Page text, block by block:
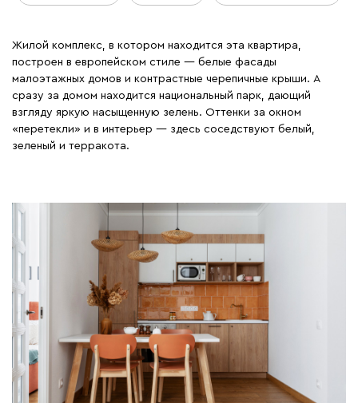
Жилой комплекс, в котором находится эта квартира,
построен в европейском стиле — белые фасады
малоэтажных домов и контрастные черепичные крыши. А
сразу за домом находится национальный парк, дающий
взгляду яркую насыщенную зелень. Оттенки за окном
«перетекли» и в интерьер — здесь соседствуют белый,
зеленый и терракота.